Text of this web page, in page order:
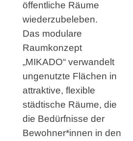
öffentliche Räume
wiederzubeleben.
Das modulare
Raumkonzept
„MIKADO“ verwandelt
ungenutzte Flächen in
attraktive, flexible
städtische Räume, die
die Bedürfnisse der
Bewohner*innen in den